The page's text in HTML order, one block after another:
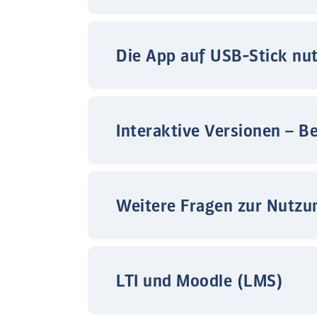
Die App auf USB-Stick
Interaktive Versionen –
Weitere Fragen zur
LTI und Moodle (LMS)